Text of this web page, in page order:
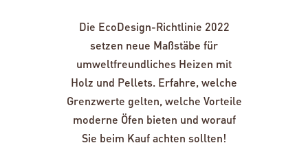
Die EcoDesign-Richtlinie 2022
setzen neue Maßstäbe für
umweltfreundliches Heizen mit
Holz und Pellets. Erfahre, welche
Grenzwerte gelten, welche Vorteile
moderne Öfen bieten und worauf
Sie beim Kauf achten sollten!